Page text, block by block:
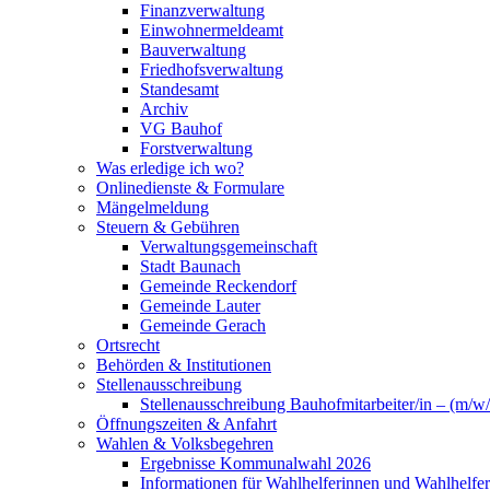
Finanzverwaltung
Einwohnermeldeamt
Bauverwaltung
Friedhofsverwaltung
Standesamt
Archiv
VG Bauhof
Forstverwaltung
Was erledige ich wo?
Onlinedienste & Formulare
Mängelmeldung
Steuern & Gebühren
Verwaltungsgemeinschaft
Stadt Baunach
Gemeinde Reckendorf
Gemeinde Lauter
Gemeinde Gerach
Ortsrecht
Behörden & Institutionen
Stellenausschreibung
Stellenausschreibung Bauhofmitarbeiter/in – (m/
Öffnungszeiten & Anfahrt
Wahlen & Volksbegehren
Ergebnisse Kommunalwahl 2026
Informationen für Wahlhelferinnen und Wahlhelfer